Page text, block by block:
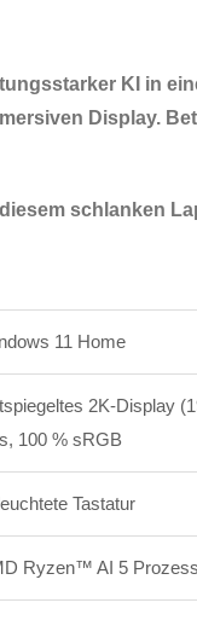
KI in
Display.
schlanken
11 Home
2K-Display
100 % sRGB
Tastatur
Ryzen™ AI 5